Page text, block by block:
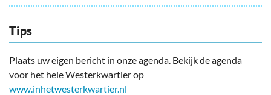
Tips
Plaats uw eigen bericht in onze agenda. Bekijk de agenda
voor het hele Westerkwartier op
www.inhetwesterkwartier.nl